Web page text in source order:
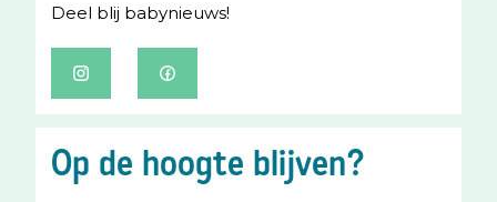
Deel blij babynieuws!
I
n
t
F
a
e
Op de hoogte blijven?